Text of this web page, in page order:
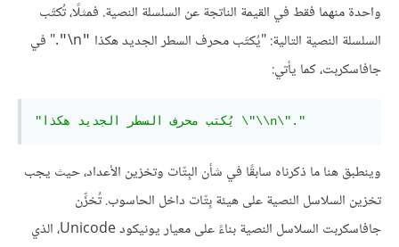
واحدة منهما فقط في القيمة الناتجة عن السلسلة النصية. فمثلًا، تُكتَب
السلسلة النصية التالية: "يُكتَب محرف السطر الجديد هكذا "
‎\n
"." في
جافاسكربت، كما يأتي:
"يُكتب محرف السطر الجديد هكذا \"\\n\"."
وينطبق هنا ما ذكرناه سابقًا في شأن البِتّات وتخزين الأعداد، حيث يجب
تخزين السلاسل النصية على هيئة بِتّات داخل الحاسوب. تُخزِّن
جافاسكربت السلاسل النصية بناءً على معيار يونيكود Unicode، الذي